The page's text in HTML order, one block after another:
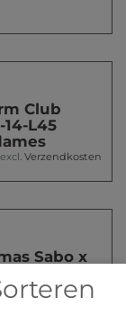
Club
14-L45
excl. Verzendkosten
Sabo x
Charm-